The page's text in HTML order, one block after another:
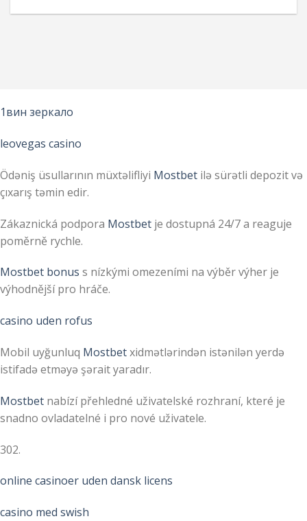
1вин зеркало
leovegas casino
Ödəniş üsullarının müxtəlifliyi Mostbet ilə sürətli depozit və
çıxarış təmin edir.
Zákaznická podpora Mostbet je dostupná 24/7 a reaguje
poměrně rychle.
Mostbet bonus s nízkými omezeními na výběr výher je
výhodnější pro hráče.
casino uden rofus
Mobil uyğunluq Mostbetxidmətlərindən istənilən yerdə
istifadə etməyə şərait yaradır.
Mostbet nabízí přehledné uživatelské rozhraní, které je
snadno ovladatelné i pro nové uživatele.
302.
online casinoer uden dansk licens
casino med swish